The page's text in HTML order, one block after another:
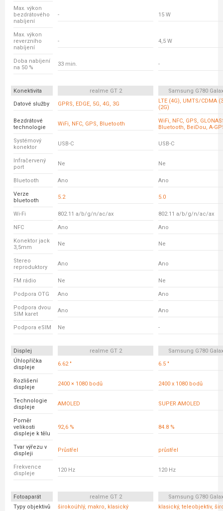
Max. výkon
bezdrátového
nabíjení
- 15 W
Max. výkon
reverzního
nabíjení
- 4,5 W
Doba nabíjení
na 50 %
33 min. -
Konektivita realme GT 2
Samsung G780
Datové služby
GPRS, EDGE, 5G, 4G, 3G
LTE (4G), UMTS/CDMA
(2G)
Bezdrátové
technologie
WiFi, NFC, GPS, Bluetooth
WiFi, NFC, GPS,
Bluetooth, BeiDou, A-
Systémový
konektor
USB-C USB-C
Infračervený
port
Ne Ne
Bluetooth Ano Ano
Verze
bluetooth
5.2 5.0
Wi-Fi 802.11 a/b/g/n/ac/ax 802.11 a/b/g/n/ac/ax
NFC Ano Ano
Konektor jack
3,5mm
Ne Ne
Stereo
reproduktory
Ano Ano
FM rádio Ne Ne
Podpora OTG Ano Ano
Podpora dvou
SIM karet
Ano Ano
Podpora eSIM Ne -
Displej realme GT 2
Samsung G780
Úhlopříčka
displeje
6.62 " 6.5 "
Rozlišení
displeje
2400 × 1080 bodů 2400 x 1080 bodů
Technologie
displeje
AMOLED SUPER AMOLED
Poměr
velikosti
displeje k tělu
92,6 % 84.8 %
Tvar výřezu v
displeji
Průstřel průstřel
Frekvence
displeje
120 Hz 120 Hz
Fotoaparát realme GT 2
Samsung G780
Typy objektivů
širokoúhlý, makro, klasický klasický, teleobjektiv,